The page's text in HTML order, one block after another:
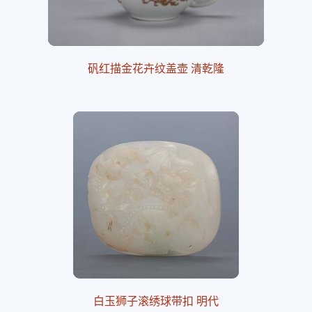
矾红描金花卉纹盖壶 清乾隆
白玉狮子滚绣球带扣 明代